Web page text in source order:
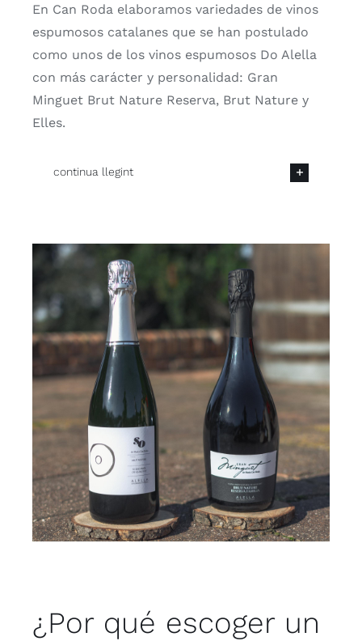
En Can Roda elaboramos variedades de vinos
espumosos catalanes que se han postulado
como unos de los vinos espumosos Do Alella
con más carácter y personalidad: Gran
Minguet Brut Nature Reserva, Brut Nature y
Elles.
continua llegint
¿Por qué escoger un